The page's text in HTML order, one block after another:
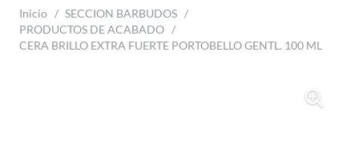
Inicio / SECCION BARBUDOS /
PRODUCTOS DE ACABADO /
CERA BRILLO EXTRA FUERTE PORTOBELLO GENTL. 100 ML